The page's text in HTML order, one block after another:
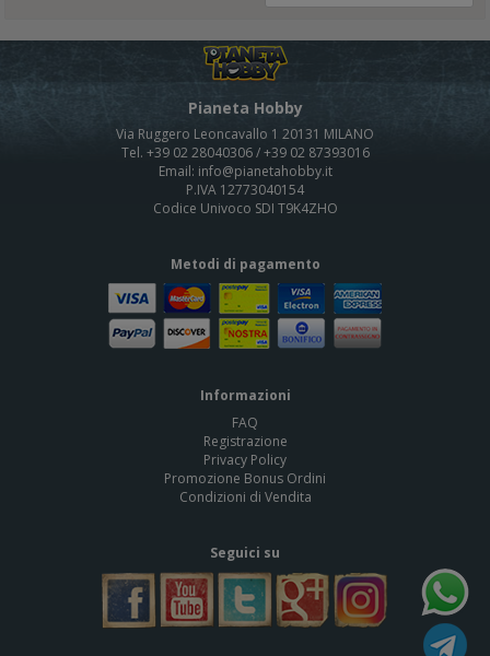
Pianeta Hobby
Via Ruggero Leoncavallo 1 20131 MILANO
Tel. +39 02 28040306 / +39 02 87393016
Email: info@pianetahobby.it
P.IVA 12773040154
Codice Univoco SDI T9K4ZHO
Metodi di pagamento
Informazioni
FAQ
Registrazione
Privacy Policy
Promozione Bonus Ordini
Condizioni di Vendita
Seguici su